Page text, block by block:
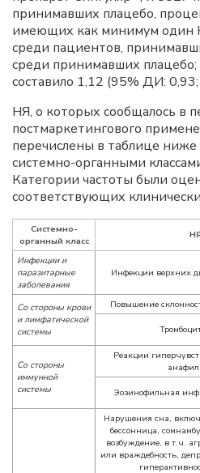
принимавших плацебо,
имеющих как минимум один
среди пациентов,
среди принимавших
составило 1,12 (95% ДИ:
НЯ, о которых сообщалось в
постмаркетингового
перечислены в таблице ниже
системно-органными
Категории частоты были
соответствующих
Системно-
органный класс
НЯ
Инфекции и
паразитарные
заболевания
Инфекции верхних
Со стороны крови
и лимфатической
системы
Повышение
Со стороны
иммунной
системы
Реакции
Эозинофильная
Нарушения сна,
бессонница,
возбуждение, в т.ч.
или враждебность,